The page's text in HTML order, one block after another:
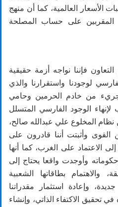
الأسعار العالمية، كما أن منهج
المقربين على حساب المصلحة
فإننا نواجه أزمة حقيقية
لوجودنا واستقرارنا والذي
جريء من خادم الحرمين وحامي
لإنهاء الوجود الفارسي المتسلل
نظام المخلوع علي عبدالله صالح،
وأثبتت أننا قادرون على
الاعتماد على الغرب، كما أنها
وأوجدت واقعا يحتاج إلى
والاهتمام بطاقاتها الشعبية
وإعادة استثمار مقدراتنا
تحقيق الاكتفاء الذاتي، وإنشاء